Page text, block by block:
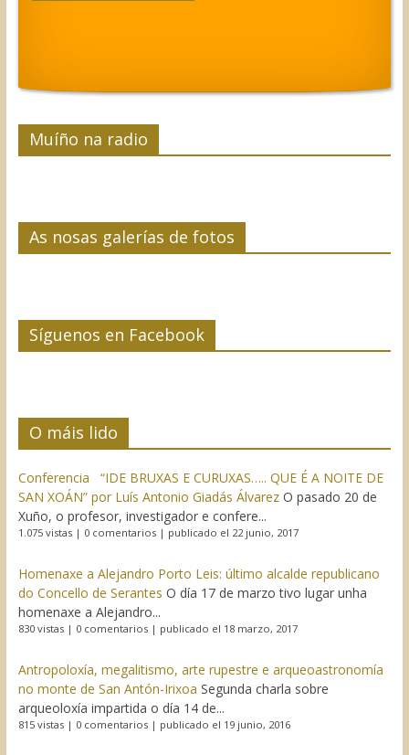
Muíño na radio
As nosas galerías de fotos
Síguenos en Facebook
O máis lido
Conferencia “IDE BRUXAS E CURUXAS….. QUE É A NOITE DE
SAN XOÁN” por Luís Antonio Giadás Álvarez O pasado 20 de
Xuño, o profesor, investigador e confere...
1.075 vistas| 0 comentarios| publicado el 22 junio, 2017
Homenaxe a Alejandro Porto Leis: último alcalde republicano
do Concello de Serantes O día 17 de marzo tivo lugar unha
homenaxe a Alejandro...
830 vistas| 0 comentarios| publicado el 18 marzo, 2017
Antropoloxía, megalitismo, arte rupestre e arqueoastronomía
no monte de San Antón-Irixoa Segunda charla sobre
arqueoloxía impartida o día 14 de...
815 vistas| 0 comentarios| publicado el 19 junio, 2016